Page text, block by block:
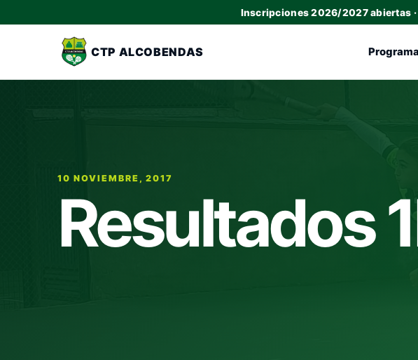
Inscripciones 2026/2027 abiertas
CTP ALCOBENDAS
10 NOVIEMBRE, 2017
Resultados